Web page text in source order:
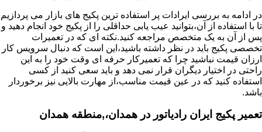
در ادامه به بررسی ایرادات پر استفاده ترین پکیج های بازار می پردازیم
تا با استفاده از آن،بتوانید عیب یابی حداقلی را از پکیج خود انجام دهید و
پس از آن به یک متخصص مراجعه کنید.نکته ای که در تعمیرات
تخصصی پکیج باید در نظر داشته باشید،این است که دنبال سرویس کار
ارزان قیمت نباشید چرا که تعمیرکار حرفه ای وقت خود را به این
راحتی در اختیار دیگران قرار نمی دهد و باید سعی کنید از کسی
استفاده کنید که در عین قیمت مناسب،از مهارت بالایی نیز برخوردار
باشد.
تعمیر پکیج ایران رادیاتور در همدان،,منطقه همدان